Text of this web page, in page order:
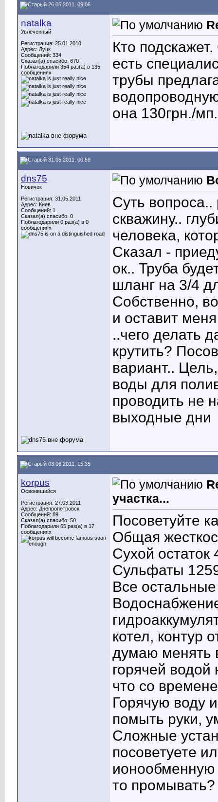
26.05.2011, 09:06
natalka
Увлеченный
Регистрация: 25.01.2010
Адрес: Луцк
Сообщений: 334
Сказал(а) спасибо: 670
Поблагодарили 354 раз(а) в 135
сообщениях
Кто
есть
трубы
она 130грн./
31.05.2011, 00:59
dns75
Новичок
Регистрация: 31.05.2011
Адрес: Киев
Сообщений: 1
Сказал(а) спасибо: 0
Поблагодарили 0 раз(а) в 0
сообщениях
Суть
скважину..
человека,
Сказал -
ок.. Труба
шланг на 3/4
Собственно,
и оставит
..чего делать
крутить?
вариант..
воды для
проводить не
выходные дни
03.06.2011, 15:35
korpus
Освоившийся
Регистрация: 27.03.2011
Адрес: Днепропетровск
Сообщений: 89
Сказал(а) спасибо: 50
Поблагодарили 65 раз(а) в 17
сообщениях
участка...
Посоветуйте
Общая
Сухой остаток
Сульфаты
Все
котел, контур
думаю менять
горячей
что со
Горячую воду
помыть руки,
Сложные
посоветуете
ионообменную
то промывать?